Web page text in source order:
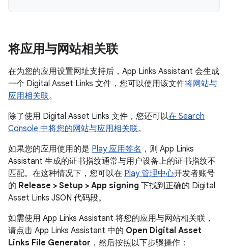
将应用与网站相关联
在为您的应用设置网址支持后，App Links Assistant 会生成
一个 Digital Asset Links 文件，您可以使用该文件将网站与
应用相关联。
除了使用 Digital Asset Links 文件，您还可以在 Search
Console 中将您的网站与应用相关联。
如果您的应用使用的是 Play 应用签名 ，则 App Links
Assistant 生成的证书指纹通常与用户设备上的证书指纹不
匹配。在这种情况下，您可以在 Play 管理中心开发者账号
的 Release > Setup > App signing 下找到正确的 Digital
Asset Links JSON 代码段。
如需使用 App Links Assistant 将您的应用与网站相关联，
请点击 App Links Assistant 中的 Open Digital Asset
Links File Generator ，然后按照以下步骤操作：